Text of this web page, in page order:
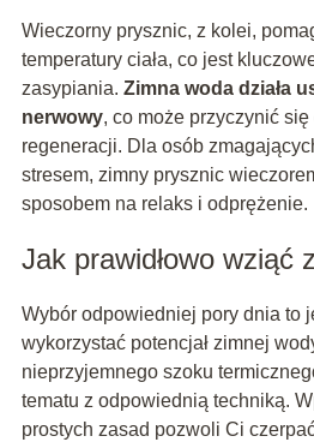
Wieczorny prysznic, z kolei,
temperatury ciała, co jest
zasypiania. Zimna woda działa
nerwowy, co może przyczynić
regeneracji. Dla osób
stresem, zimny prysznic
sposobem na relaks i odprężenie.
Jak prawidłowo wziąć
Wybór odpowiedniej pory dnia to
wykorzystać potencjał zimnej
nieprzyjemnego szoku
tematu z odpowiednią techniką.
prostych zasad pozwoli Ci